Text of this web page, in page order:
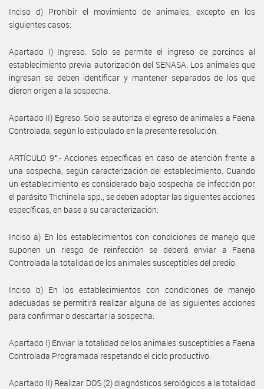
Inciso d) Prohibir el movimiento de animales, excepto en los
siguientes casos:
Apartado I) Ingreso. Solo se permite el ingreso de porcinos al
establecimiento previa autorización del SENASA. Los animales que
ingresan se deben identificar y mantener separados de los que
dieron origen a la sospecha.
Apartado II) Egreso. Solo se autoriza el egreso de animales a Faena
Controlada, según lo estipulado en la presente resolución.
ARTÍCULO 9°.- Acciones específicas en caso de atención frente a
una sospecha, según caracterización del establecimiento. Cuando
un establecimiento es considerado bajo sospecha de infección por
el parásito Trichinella spp., se deben adoptar las siguientes acciones
específicas, en base a su caracterización:
Inciso a) En los establecimientos con condiciones de manejo que
suponen un riesgo de reinfección se deberá enviar a Faena
Controlada la totalidad de los animales susceptibles del predio.
Inciso b) En los establecimientos con condiciones de manejo
adecuadas se permitirá realizar alguna de las siguientes acciones
para confirmar o descartar la sospecha:
Apartado I) Enviar la totalidad de los animales susceptibles a Faena
Controlada Programada respetando el ciclo productivo.
Apartado II) Realizar DOS (2) diagnósticos serológicos a la totalidad